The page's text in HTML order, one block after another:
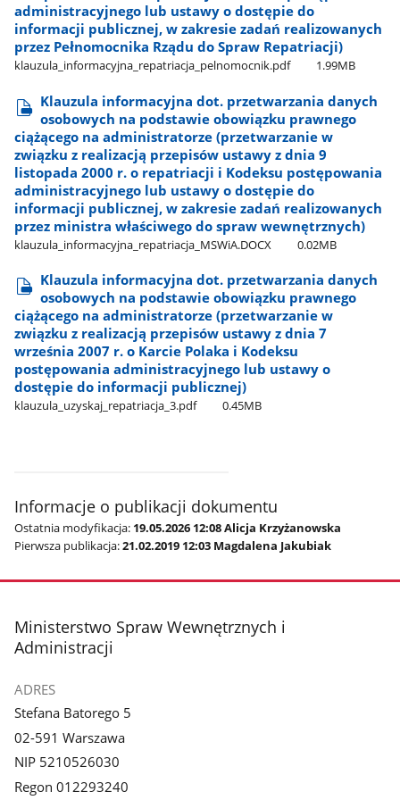
administracyjnego lub ustawy o dostępie do
informacji publicznej, w zakresie zadań realizowanych
przez Pełnomocnika Rządu do Spraw Repatriacji)
klauzula​_informacyjna​_repatriacja​_pelnomocnik.pdf 1.99MB
Klauzula informacyjna dot. przetwarzania danych
osobowych na podstawie obowiązku prawnego
ciążącego na administratorze (przetwarzanie w
związku z realizacją przepisów ustawy z dnia 9
listopada 2000 r. o repatriacji i Kodeksu postępowania
administracyjnego lub ustawy o dostępie do
informacji publicznej, w zakresie zadań realizowanych
przez ministra właściwego do spraw wewnętrznych)
klauzula​_informacyjna​_repatriacja​_MSWiA.DOCX 0.02MB
Klauzula informacyjna dot. przetwarzania danych
osobowych na podstawie obowiązku prawnego
ciążącego na administratorze (przetwarzanie w
związku z realizacją przepisów ustawy z dnia 7
września 2007 r. o Karcie Polaka i Kodeksu
postępowania administracyjnego lub ustawy o
dostępie do informacji publicznej)
klauzula​_uzyskaj​_repatriacja​_3.pdf 0.45MB
Informacje o publikacji dokumentu
Ostatnia modyfikacja: 19.05.2026 12:08 Alicja Krzyżanowska
Pierwsza publikacja:21.02.2019 12:03 Magdalena Jakubiak
stopka
Ministerstwo Spraw Wewnętrznych i
Administracji
ADRES
Stefana Batorego 5
02-591 Warszawa
NIP 5210526030
Regon 012293240